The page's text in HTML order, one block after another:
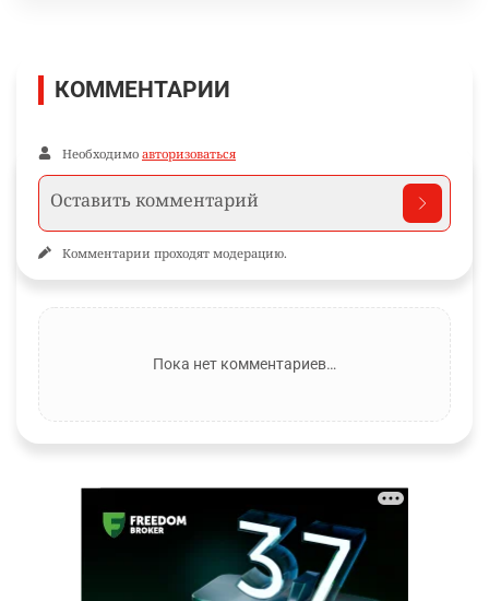
КОММЕНТАРИИ
Необходимо авторизоваться
Комментарии проходят модерацию.
Пока нет комментариев…